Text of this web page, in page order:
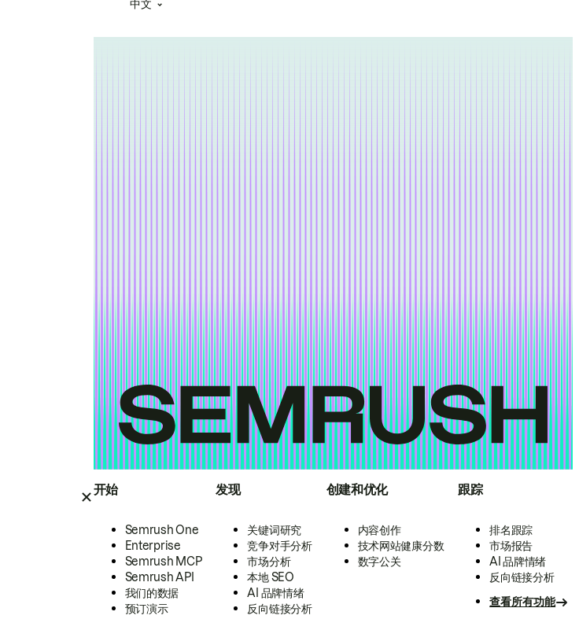
开始
Semrush One
Enterprise
Semrush MCP
Semrush API
我们的数据
预订演示
发现
关键词研究
竞争对手分析
市场分析
本地 SEO
AI 品牌情绪
反向链接分析
创建和优化
内容创作
技术网站健康分数
数字公关
跟踪
排名跟踪
市场报告
AI 品牌情绪
反向链接分析
查看所有功能
中文